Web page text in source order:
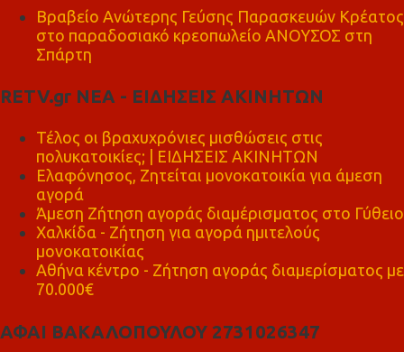
Βραβείο Ανώτερης Γεύσης Παρασκευών Κρέατος
στο παραδοσιακό κρεοπωλείο ΑΝΟΥΣΟΣ στη
Σπάρτη
RETV.gr ΝΕΑ - ΕΙΔΗΣΕΙΣ ΑΚΙΝΗΤΩΝ
Τέλος οι βραχυχρόνιες μισθώσεις στις
πολυκατοικίες; | ΕΙΔΗΣΕΙΣ ΑΚΙΝΗΤΩΝ
Ελαφόνησος, Ζητείται μονοκατοικία για άμεση
αγορά
Άμεση Ζήτηση αγοράς διαμέρισματος στο Γύθειο
Χαλκίδα - Ζήτηση για αγορά ημιτελούς
μονοκατοικίας
Αθήνα κέντρο - Ζήτηση αγοράς διαμερίσματος με
70.000€
ΑΦΑΙ ΒΑΚΑΛΟΠΟΥΛΟΥ 2731026347